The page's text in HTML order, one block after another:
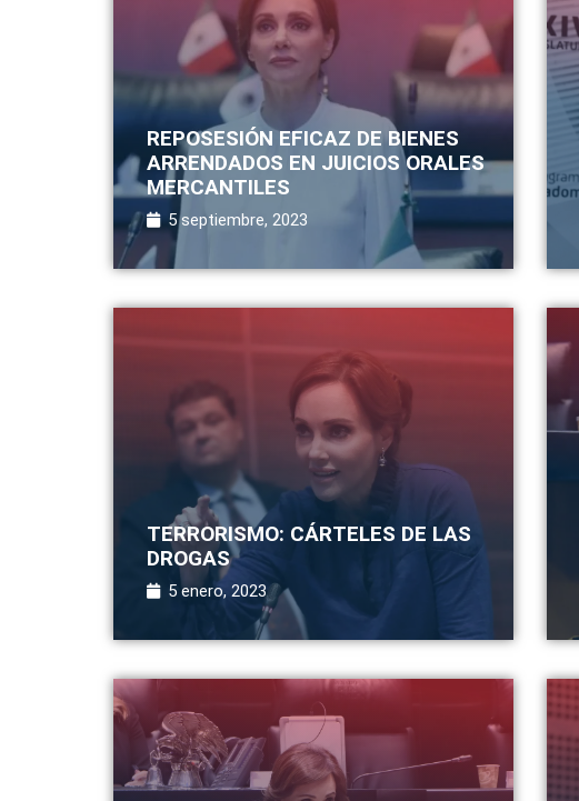
REPOSESIÓN EFICAZ DE BIENES
ARRENDADOS EN JUICIOS ORALES
MERCANTILES
5 septiembre, 2023
TERRORISMO: CÁRTELES DE LAS
DROGAS
5 enero, 2023